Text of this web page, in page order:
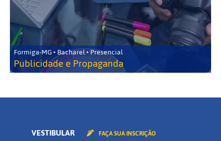
Formiga-MG • Bacharel • Presencial
Publicidade e Propaganda
VESTIBULAR FAÇA SUA INSCRIÇÃO